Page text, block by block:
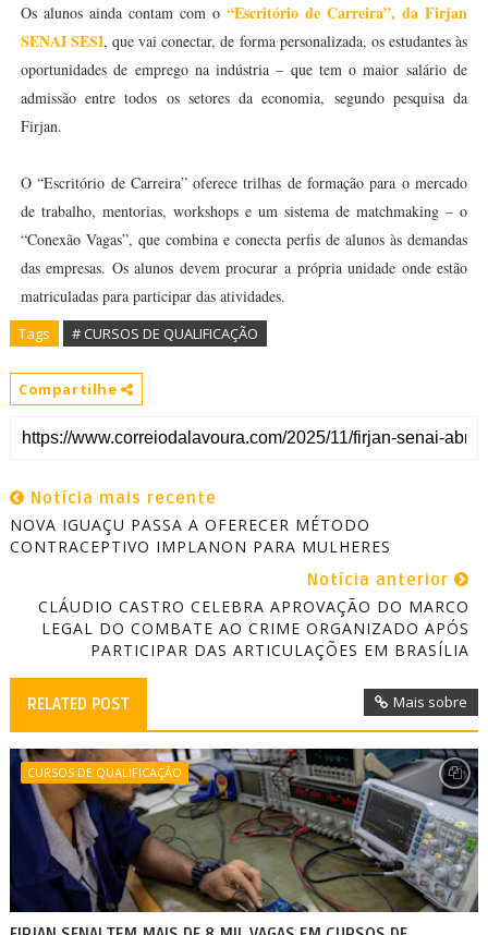
Os alunos ainda contam com o “Escritório de Carreira”, da Firjan
SENAI SESI, que vai conectar, de forma personalizada, os estudantes às
oportunidades de emprego na indústria – que tem o maior salário de
admissão entre todos os setores da economia, segundo pesquisa da
Firjan.
O “Escritório de Carreira” oferece trilhas de formação para o mercado
de trabalho, mentorias, workshops e um sistema de matchmaking – o
“Conexão Vagas”, que combina e conecta perfis de alunos às demandas
das empresas. Os alunos devem procurar a própria unidade onde estão
matriculadas para participar das atividades.
Tags # CURSOS DE QUALIFICAÇÃO
Compartilhe
Notícia mais recente
NOVA IGUAÇU PASSA A OFERECER MÉTODO
CONTRACEPTIVO IMPLANON PARA MULHERES
Notícia anterior
CLÁUDIO CASTRO CELEBRA APROVAÇÃO DO MARCO
LEGAL DO COMBATE AO CRIME ORGANIZADO APÓS
PARTICIPAR DAS ARTICULAÇÕES EM BRASÍLIA
RELATED POST Mais sobre
CURSOS DE QUALIFICAÇÃO